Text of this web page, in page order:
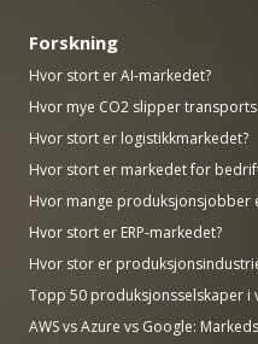
Forskning
Hvor stort er AI-markedet?
Hvor mye CO2 slipper
Hvor stort er logistikkmarkedet?
Hvor stort er markedet for
Hvor mange produksjonsjobber
Hvor stort er ERP-markedet?
Hvor stor er
Topp 50 produksjonsselskaper i
AWS vs Azure vs Google: